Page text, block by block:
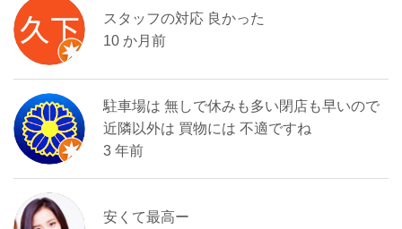
スタッフの対応 良かった
10 か月前
駐車場は 無しで休みも多い閉店も早いので
近隣以外は 買物には 不適ですね
3 年前
安くて最高ー